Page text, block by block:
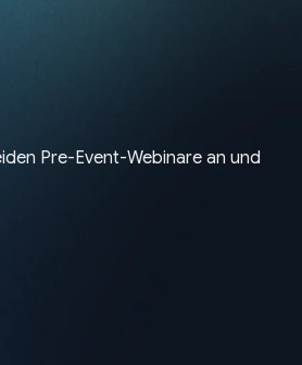
Pre-Event-Webinare an und